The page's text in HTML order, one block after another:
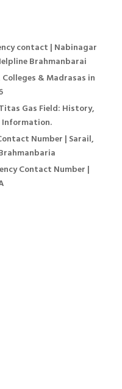
contact | Nabinagar
Brahmanbarai
& Madrasas in
Gas Field: History,
Number | Sarail,
Contact Number |